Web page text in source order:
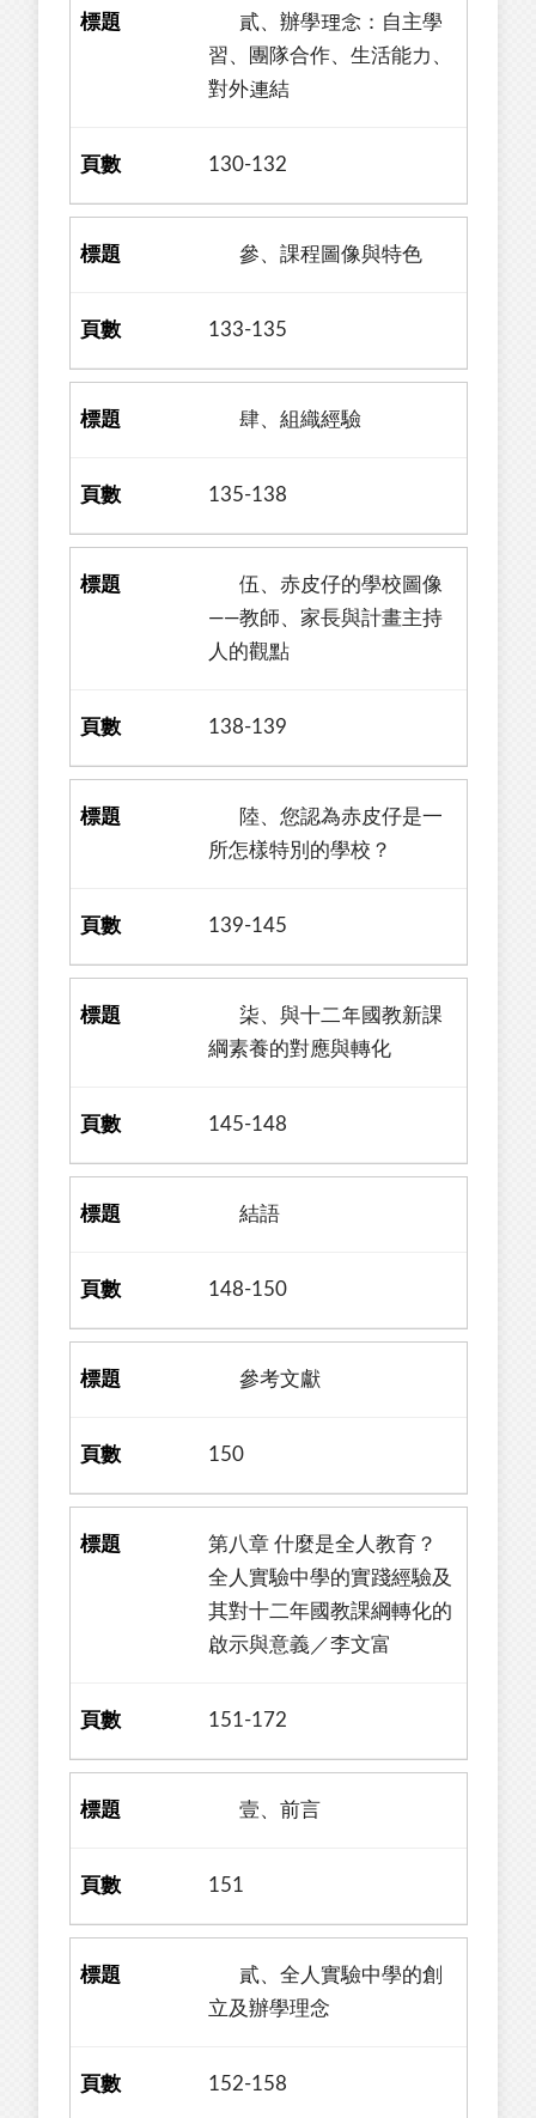
貳、辦學理念：自主學
習、團隊合作、生活能力、
對外連結
130-132
參、課程圖像與特色
133-135
肆、組織經驗
135-138
伍、赤皮仔的學校圖像
——教師、家長與計畫主持
人的觀點
138-139
陸、您認為赤皮仔是一
所怎樣特別的學校？
139-145
柒、與十二年國教新課
綱素養的對應與轉化
145-148
結語
148-150
參考文獻
150
第八章 什麼是全人教育？
全人實驗中學的實踐經驗及
其對十二年國教課綱轉化的
啟示與意義／李文富
151-172
壹、前言
151
貳、全人實驗中學的創
立及辦學理念
152-158